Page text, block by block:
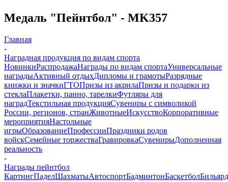
Медаль "Пейнтбол" - MK357
Главная
-
Наградная продукция по видам спорта
НовинкиРаспродажаНаграды по видам спортаУниверсальные
наградыАктивный отдыхДипломы и грамотыРазрядные
книжки и значкиГТОПризы из акрилаПризы и подарки из
стеклаПлакетки, панно, тарелкиФутляры для
наградТекстильная продукцияСувениры с символикой
России, регионов, странЖивотныеИскусствоКорпоративные
мероприятияНастольные
игрыОбразованиеПрофессииПраздники родов
войскСемейные торжестваГравировкаСувенирыДополненная
реальность
-
Награды пейнтбол
КартингПаделШахматыАвтоспортБадминтонБаскетболБильярд